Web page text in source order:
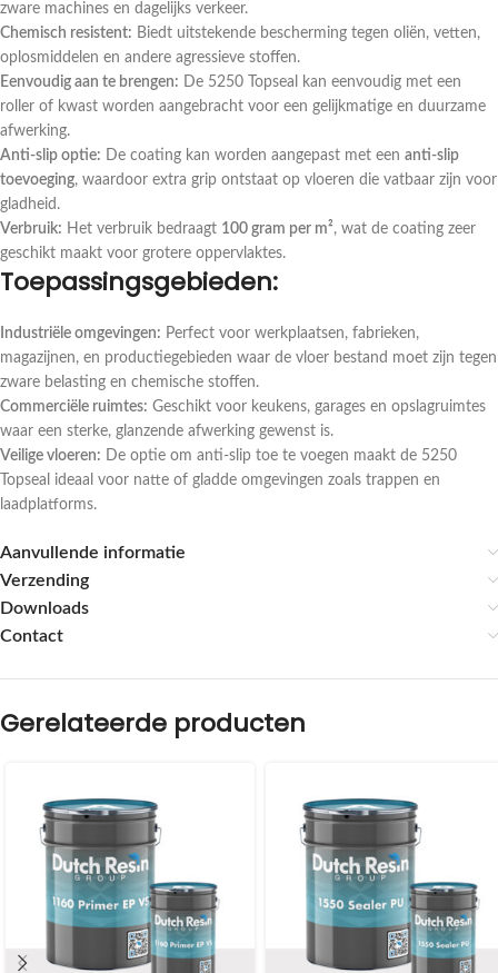
zware machines en dagelijks verkeer.
Chemisch resistent: Biedt uitstekende bescherming tegen oliën, vetten,
oplosmiddelen en andere agressieve stoffen.
Eenvoudig aan te brengen: De 5250 Topseal kan eenvoudig met een
roller of kwast worden aangebracht voor een gelijkmatige en duurzame
afwerking.
Anti-slip optie: De coating kan worden aangepast met een anti-slip
toevoeging, waardoor extra grip ontstaat op vloeren die vatbaar zijn voor
gladheid.
Verbruik: Het verbruik bedraagt 100 gram per m², wat de coating zeer
geschikt maakt voor grotere oppervlaktes.
Toepassingsgebieden:
Industriële omgevingen: Perfect voor werkplaatsen, fabrieken,
magazijnen, en productiegebieden waar de vloer bestand moet zijn tegen
zware belasting en chemische stoffen.
Commerciële ruimtes: Geschikt voor keukens, garages en opslagruimtes
waar een sterke, glanzende afwerking gewenst is.
Veilige vloeren: De optie om anti-slip toe te voegen maakt de 5250
Topseal ideaal voor natte of gladde omgevingen zoals trappen en
laadplatforms.
Aanvullende informatie
Verzending
Downloads
Contact
Gerelateerde producten